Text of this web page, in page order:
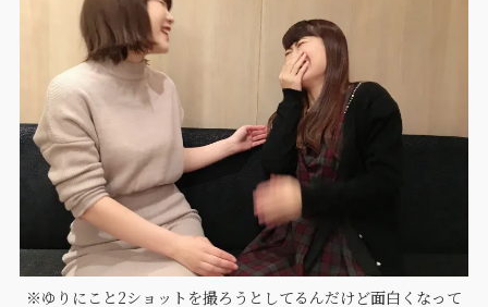
※ゆりにこと2ショットを撮ろうとしてるんだけど面白くなって